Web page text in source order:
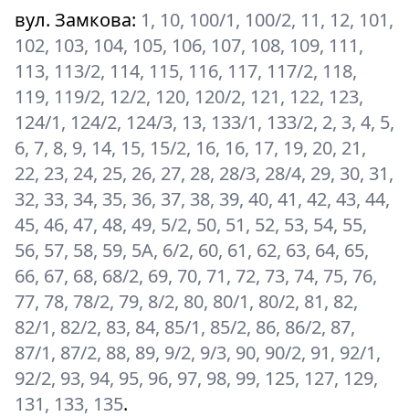
вул. Замкова: 1, 10, 100/1, 100/2, 11, 12, 101,
102, 103, 104, 105, 106, 107, 108, 109, 111,
113, 113/2, 114, 115, 116, 117, 117/2, 118,
119, 119/2, 12/2, 120, 120/2, 121, 122, 123,
124/1, 124/2, 124/3, 13, 133/1, 133/2, 2, 3, 4, 5,
6, 7, 8, 9, 14, 15, 15/2, 16, 16, 17, 19, 20, 21,
22, 23, 24, 25, 26, 27, 28, 28/3, 28/4, 29, 30, 31,
32, 33, 34, 35, 36, 37, 38, 39, 40, 41, 42, 43, 44,
45, 46, 47, 48, 49, 5/2, 50, 51, 52, 53, 54, 55,
56, 57, 58, 59, 5А, 6/2, 60, 61, 62, 63, 64, 65,
66, 67, 68, 68/2, 69, 70, 71, 72, 73, 74, 75, 76,
77, 78, 78/2, 79, 8/2, 80, 80/1, 80/2, 81, 82,
82/1, 82/2, 83, 84, 85/1, 85/2, 86, 86/2, 87,
87/1, 87/2, 88, 89, 9/2, 9/3, 90, 90/2, 91, 92/1,
92/2, 93, 94, 95, 96, 97, 98, 99, 125, 127, 129,
131, 133, 135.